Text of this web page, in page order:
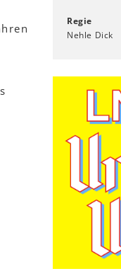
Regie
Nehle Dick